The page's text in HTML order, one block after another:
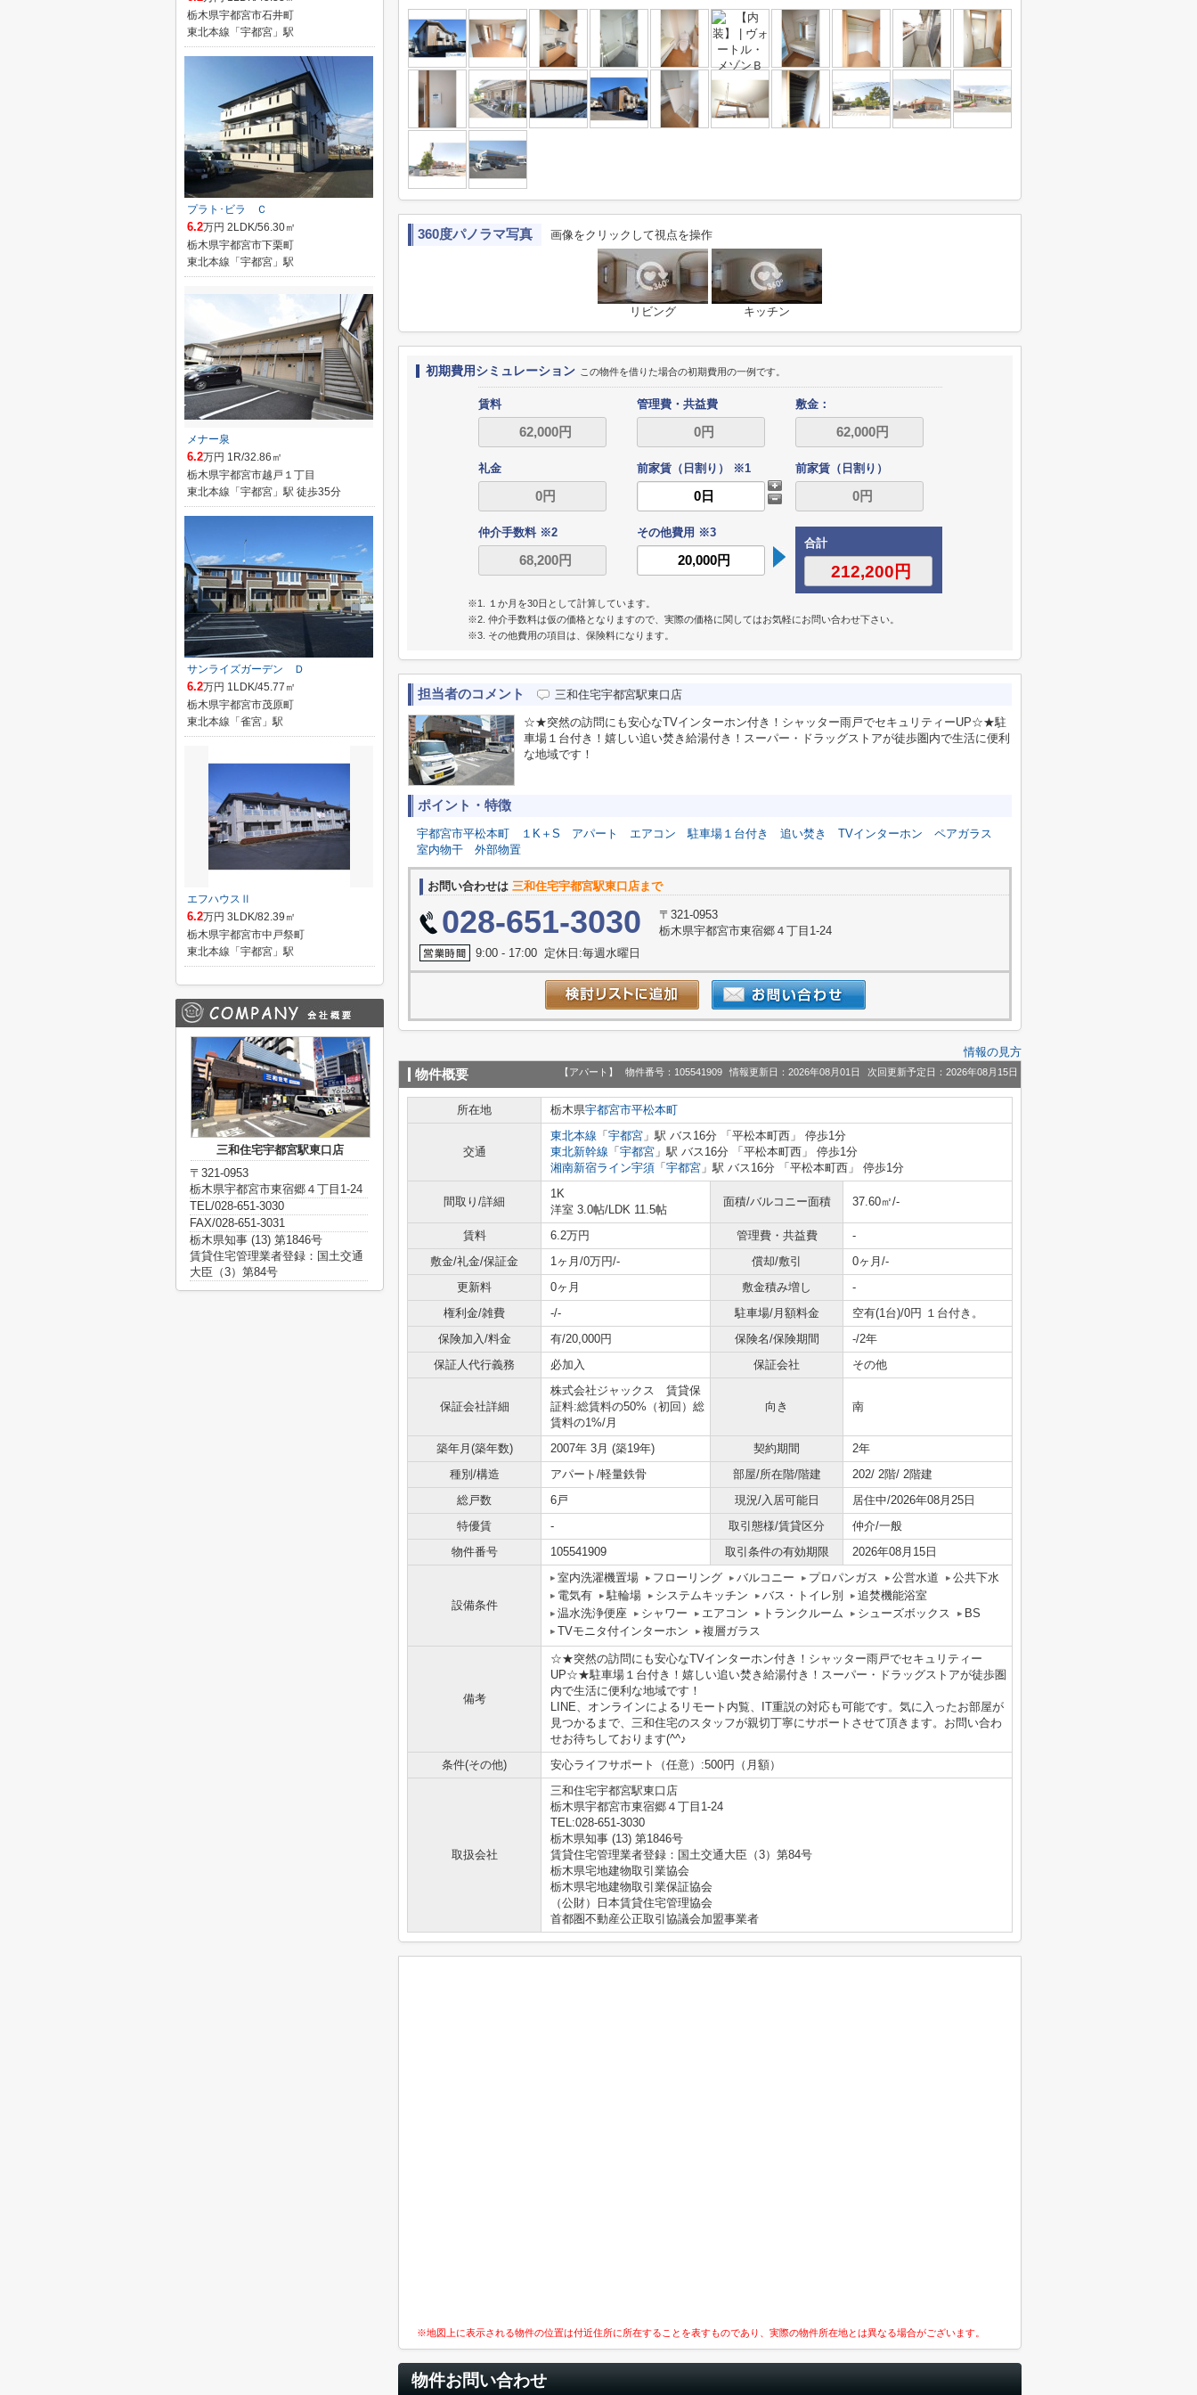
360度パノラマ写真 画像をクリックして視点を操作
リビング キッチン
初期費用シミュレーション この物件を借りた場合の初期費用の一例です。
賃料 管理費・共益費 敷金：
礼金 前家賃（日割り） ※1 前家賃（日割り）
仲介手数料 ※2
その他費用 ※3
合計
※1. １か月を30日として計算しています。
※2. 仲介手数料は仮の価格となりますので、実際の価格に関してはお気軽にお問い合わせ下さい。
※3. その他費用の項目は、保険料になります。
担当者のコメント 三和住宅宇都宮駅東口店
☆★突然の訪問にも安心なTVインターホン付き！シャッター雨戸でセキュリティーUP☆★駐
車場１台付き！嬉しい追い焚き給湯付き！スーパー・ドラッグストアが徒歩圏内で生活に便利
な地域です！
ポイント・特徴
宇都宮市平松本町 １K＋S アパート エアコン 駐車場１台付き 追い焚き TVインターホン
ペアガラス
室内物干
外部物置
お問い合わせは 三和住宅宇都宮駅東口店まで
028-651-3030
〒321-0953
栃木県宇都宮市東宿郷４丁目1-24
9:00 - 17:00 定休日:毎週水曜日
情報の見方
物件概要 【アパート】 物件番号：105541909 情報更新日：2026年08月01日 次回更新予定日：2026年08月15日
所在地 栃木県宇都宮市平松本町
交通
東北本線 「 宇都宮 」駅 バス16分 「平松本町西」 停歩1分
東北新幹線 「 宇都宮 」駅 バス16分 「平松本町西」 停歩1分
湘南新宿ライン宇須 「 宇都宮 」駅 バス16分 「平松本町西」 停歩1分
間取り/詳細
1K
洋室 3.0帖/LDK 11.5帖
面積/バルコニー面積 37.60㎡/-
賃料 6.2万円 管理費・共益費
-
敷金/礼金/保証金
1ヶ月/0万円/- 償却/敷引
0ヶ月/-
更新料
0ヶ月 敷金積み増し
-
権利金/雑費
-/- 駐車場/月額料金
空有(1台)/0円 １台付き。
保険加入/料金
有/20,000円 保険名/保険期間
-/2年
保証人代行義務
必加入 保証会社 その他
保証会社詳細
株式会社ジャックス 賃貸保
証料:総賃料の50%（初回）総
賃料の1%/月
向き 南
築年月(築年数) 2007年 3月 (築19年) 契約期間
2年
種別/構造
アパート/軽量鉄骨 部屋/所在階/階建
202/ 2階/ 2階建
総戸数
6戸 現況/入居可能日
居住中/2026年08月25日
特優賃
- 取引態様/賃貸区分
仲介/一般
物件番号
105541909 取引条件の有効期限 2026年08月15日
設備条件
室内洗濯機置場 フローリング バルコニー プロパンガス 公営水道
公共下水
電気有
駐輪場 システムキッチン バス・トイレ別
追焚機能浴室
温水洗浄便座
シャワー エアコン トランクルーム シューズボックス
BS
TVモニタ付インターホン
複層ガラス
備考
☆★突然の訪問にも安心なTVインターホン付き！シャッター雨戸でセキュリティー
UP☆★駐車場１台付き！嬉しい追い焚き給湯付き！スーパー・ドラッグストアが徒歩圏
内で生活に便利な地域です！
LINE、オンラインによるリモート内覧、IT重説の対応も可能です。気に入ったお部屋が
見つかるまで、三和住宅のスタッフが親切丁寧にサポートさせて頂きます。お問い合わ
せお待ちしております(^^♪
条件(その他)
安心ライフサポート（任意）:500円（月額）
取扱会社
三和住宅宇都宮駅東口店
栃木県宇都宮市東宿郷４丁目1-24
TEL:028-651-3030
栃木県知事 (13) 第1846号
賃貸住宅管理業者登録：国土交通大臣（3）第84号
栃木県宅地建物取引業協会
栃木県宅地建物取引業保証協会
（公財）日本賃貸住宅管理協会
首都圏不動産公正取引協議会加盟事業者
※地図上に表示される物件の位置は付近住所に所在することを表すものであり、実際の物件所在地とは異なる場合がございます。
物件お問い合わせ
栃木県宇都宮市石井町
東北本線「宇都宮」駅
プラト･ビラ Ｃ
6.2万円 2LDK/56.30㎡
栃木県宇都宮市下栗町
東北本線「宇都宮」駅
メナー泉
6.2万円 1R/32.86㎡
栃木県宇都宮市越戸１丁目
東北本線「宇都宮」駅 徒歩35分
サンライズガーデン Ｄ
6.2万円 1LDK/45.77㎡
栃木県宇都宮市茂原町
東北本線「雀宮」駅
エフハウスⅡ
6.2万円 3LDK/82.39㎡
栃木県宇都宮市中戸祭町
東北本線「宇都宮」駅
三和住宅宇都宮駅東口店
〒321-0953
栃木県宇都宮市東宿郷４丁目1-24
TEL/028-651-3030
FAX/028-651-3031
栃木県知事 (13) 第1846号
賃貸住宅管理業者登録：国土交通
大臣（3）第84号